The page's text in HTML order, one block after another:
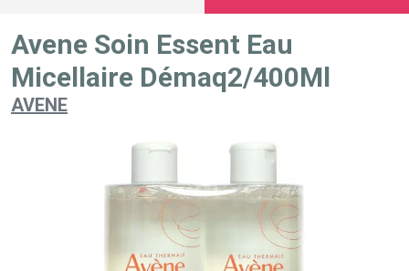
Avene Soin Essent Eau
Micellaire Démaq2/400Ml
AVENE